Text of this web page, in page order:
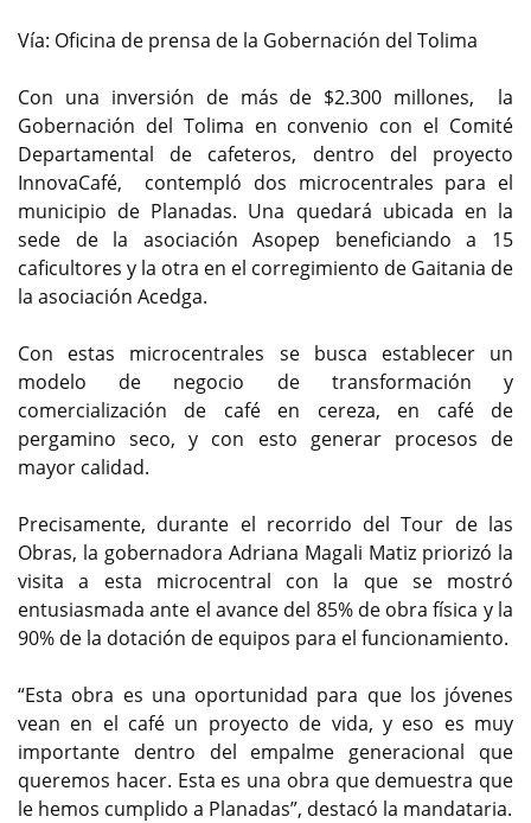
Vía: Oficina de prensa de la Gobernación del Tolima
Con una inversión de más de $2.300 millones, la
Gobernación del Tolima en convenio con el Comité
Departamental de cafeteros, dentro del proyecto
InnovaCafé, contempló dos microcentrales para el
municipio de Planadas. Una quedará ubicada en la
sede de la asociación Asopep beneficiando a 15
caficultores y la otra en el corregimiento de Gaitania de
la asociación Acedga.
Con estas microcentrales se busca establecer un
modelo de negocio de transformación y
comercialización de café en cereza, en café de
pergamino seco, y con esto generar procesos de
mayor calidad.
Precisamente, durante el recorrido del Tour de las
Obras, la gobernadora Adriana Magali Matiz priorizó la
visita a esta microcentral con la que se mostró
entusiasmada ante el avance del 85% de obra física y la
90% de la dotación de equipos para el funcionamiento.
“Esta obra es una oportunidad para que los jóvenes
vean en el café un proyecto de vida, y eso es muy
importante dentro del empalme generacional que
queremos hacer. Esta es una obra que demuestra que
le hemos cumplido a Planadas”, destacó la mandataria.